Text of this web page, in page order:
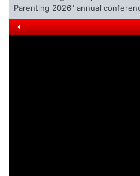
Parenting 2026" annual